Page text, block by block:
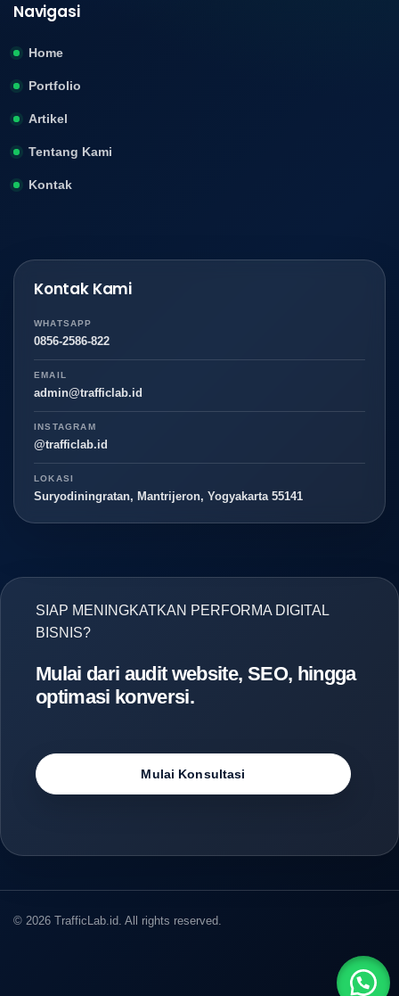
Navigasi
Home
Portfolio
Artikel
Tentang Kami
Kontak
Kontak Kami
WHATSAPP
0856-2586-822
EMAIL
admin@trafficlab.id
INSTAGRAM
@trafficlab.id
LOKASI
Suryodiningratan, Mantrijeron, Yogyakarta 55141
SIAP MENINGKATKAN PERFORMA DIGITAL
BISNIS?
Mulai dari audit website, SEO, hingga
optimasi konversi.
Mulai Konsultasi
© 2026 TrafficLab.id. All rights reserved.